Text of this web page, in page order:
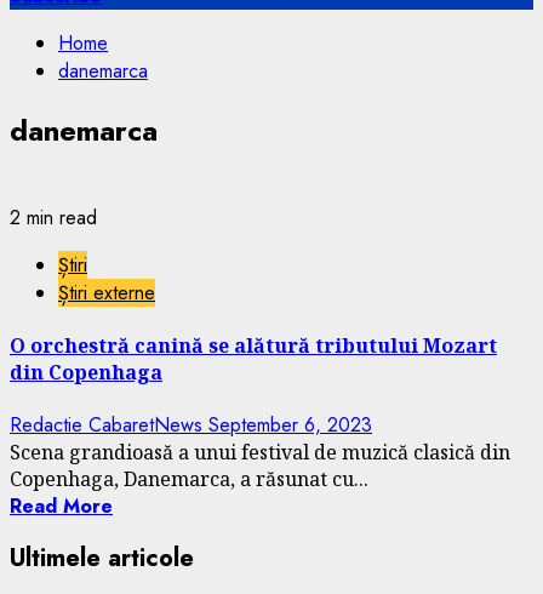
Home
danemarca
danemarca
2 min read
Știri
Știri externe
O orchestră canină se alătură tributului Mozart
din Copenhaga
Redactie CabaretNews September 6, 2023
Scena grandioasă a unui festival de muzică clasică din
Copenhaga, Danemarca, a răsunat cu...
Read More
Ultimele articole